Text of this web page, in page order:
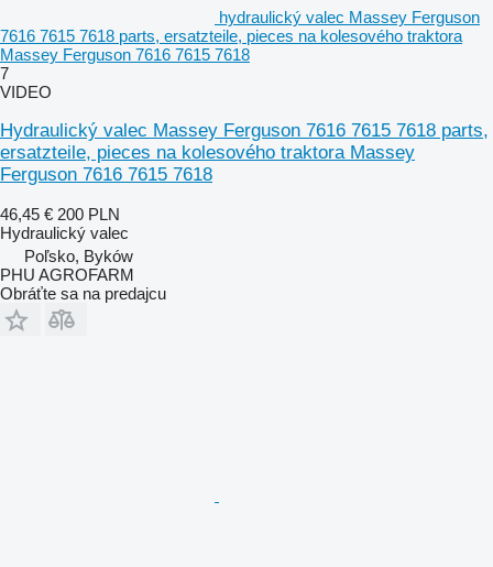
hydraulický valec Massey Ferguson
7616 7615 7618 parts, ersatzteile, pieces na kolesového traktora
Massey Ferguson 7616 7615 7618
7
VIDEO
Hydraulický valec Massey Ferguson 7616 7615 7618 parts,
ersatzteile, pieces na kolesového traktora Massey
Ferguson 7616 7615 7618
46,45 € 200 PLN
Hydraulický valec
Poľsko, Byków
PHU AGROFARM
Obráťte sa na predajcu